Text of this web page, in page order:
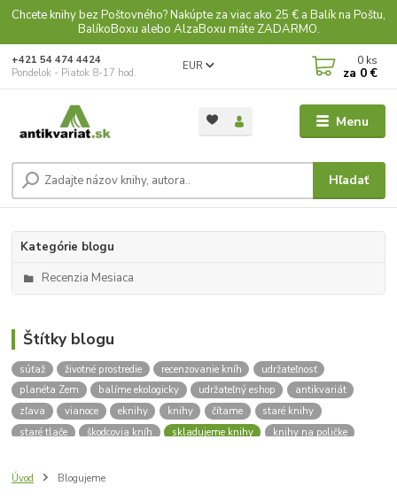
Chcete knihy bez Poštovného? Nakúpte za viac ako 25 € a Balík na Poštu,
BalíkoBoxu alebo AlzaBoxu máte ZADARMO.
Menu
EUR
Hľadať
+421 54 474 4424
Pondelok - Piatok 8-17 hod.
0 ks
za 0 €
Kategórie blogu
Recenzia Mesiaca
Štítky blogu
súťaž životné prostredie recenzovanie kníh
udržateľnosť
planéta Zem
balíme ekologicky udržateľný eshop
antikvariát
zľava
vianoce eknihy knihy čítame
staré knihy
staré tlače
škodcovia kníh skladujeme knihy
knihy na poličke
kvalitný život
deti
Úvod Blogujeme